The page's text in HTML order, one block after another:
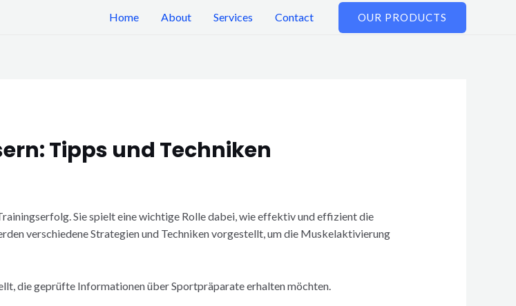
Home About Services Contact OUR PRODUCTS
Tipps und Techniken
Sie spielt eine wichtige Rolle dabei, wie effektiv und effizient die
verschiedene Strategien und Techniken vorgestellt, um die Muskelaktivierung
die geprüfte Informationen über Sportpräparate erhalten möchten.